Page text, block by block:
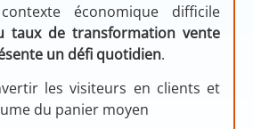
économique difficile
taux de transformation vente
un défi quotidien.
les visiteurs en clients et
du panier moyen